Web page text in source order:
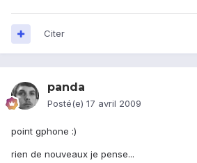
Citer
panda
Posté(e) 17 avril 2009
point gphone :)
rien de nouveaux je pense...